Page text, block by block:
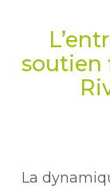
soutien
La